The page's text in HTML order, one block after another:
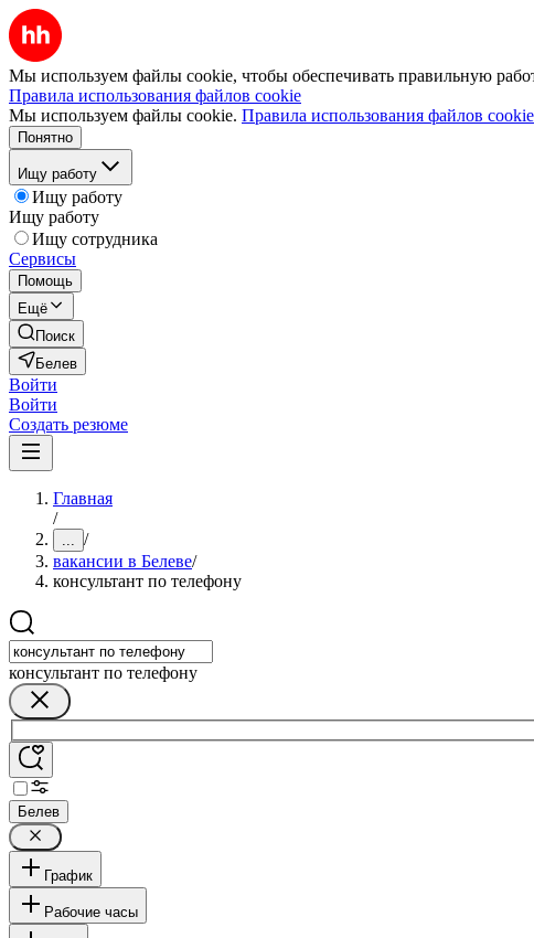
Мы используем файлы cookie, чтобы обеспечивать правильную
Правила использования файлов cookie
Мы используем файлы cookie. Правила использования файлов cookie
Понятно
Ищу работу
Ищу работу
Ищу работу
Ищу сотрудника
Сервисы
Помощь
Ещё
Поиск
Белев
Войти
Войти
Создать резюме
Главная
/
... /
вакансии в Белеве/
консультант по телефону
консультант по телефону
Белев
График
Рабочие часы